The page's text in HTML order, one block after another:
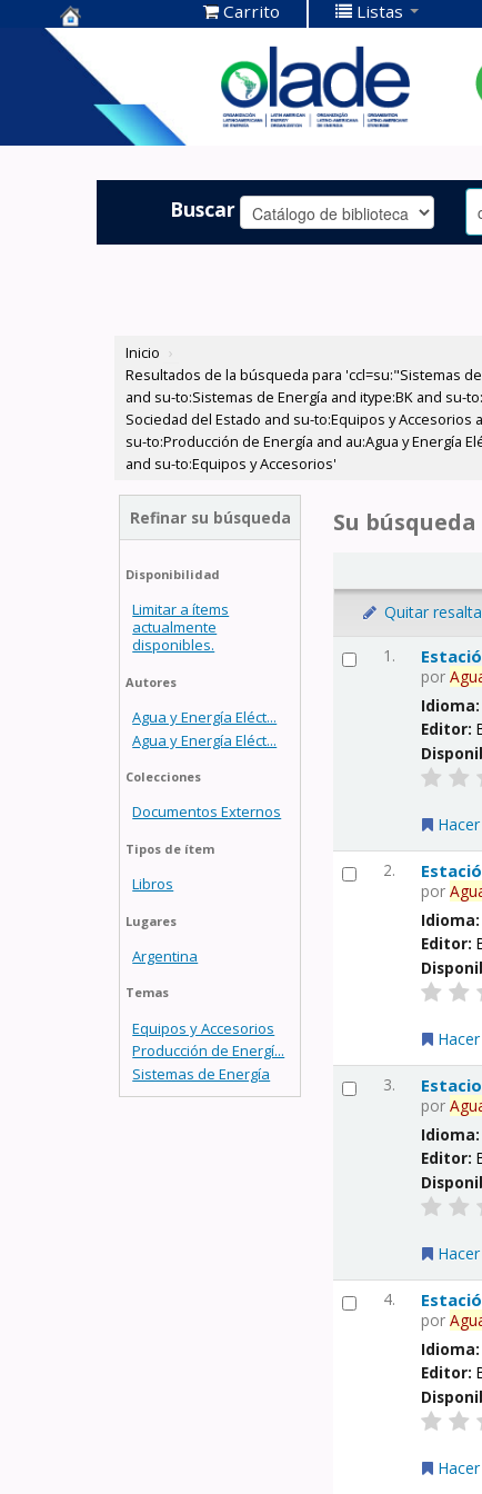
Centro de
Documentación
OLADE -
Carrito Listas
Buscar
Inicio ›
Resultados de la búsqueda para 'ccl=su:"Sistemas
and su-to:Sistemas de Energía and itype:BK and su-
Sociedad del Estado and su-to:Equipos y Accesorios
su-to:Producción de Energía and au:Agua y Energía
and su-to:Equipos y Accesorios'
Refinar su búsqueda
Disponibilidad
Limitar a ítems
actualmente
disponibles.
Autores
Agua y Energía Eléct...
Agua y Energía Eléct...
Colecciones
Documentos Externos
Tipos de ítem
Libros
Lugares
Argentina
Temas
Equipos y Accesorios
Producción de Energí...
Sistemas de Energía
Su
Quitar
1.
por
Editor:
2.
por
Editor:
3.
por
Editor:
4.
por
Editor: